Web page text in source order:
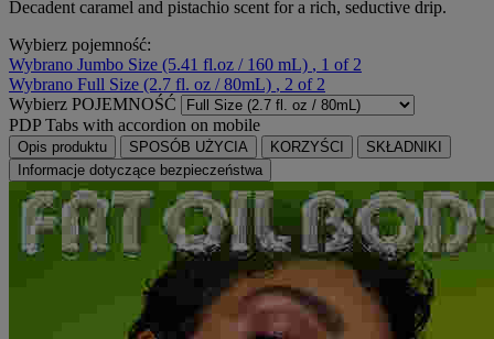
Decadent caramel and pistachio scent for a rich, seductive drip.
Wybierz pojemność:
Wybrano Jumbo Size (5.41 fl.oz / 160 mL) , 1 of 2
Wybrano Full Size (2.7 fl. oz / 80mL) , 2 of 2
Wybierz POJEMNOŚĆ
PDP Tabs with accordion on mobile
Opis produktu SPOSÓB UŻYCIA KORZYŚCI
SKŁADNIKI
Informacje dotyczące bezpieczeństwa